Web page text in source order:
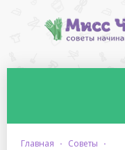
главная · советы ·